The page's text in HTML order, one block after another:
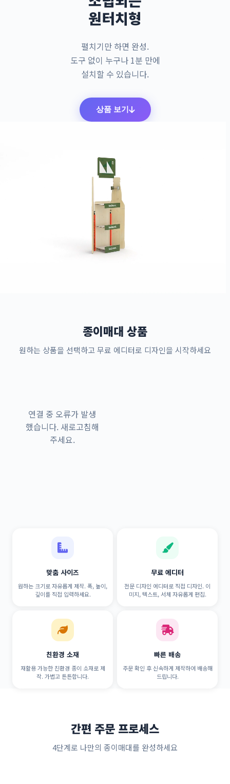
원터치형
펼치기만 하면 완성.
도구 없이 누구나 1분 만에
설치할 수 있습니다.
상품 보기
종이매대 상품
원하는 상품을 선택하고 무료 에디터로 디자인을 시작하세요
연결 중 오류가 발생
했습니다. 새로고침해
주세요.
맞춤 사이즈
원하는 크기로 자유롭게 제작. 폭, 높이,
깊이를 직접 입력하세요.
무료 에디터
전문 디자인 에디터로 직접 디자인. 이
미지, 텍스트, 서체 자유롭게 편집.
친환경 소재
재활용 가능한 친환경 종이 소재로 제
작. 가볍고 튼튼합니다.
빠른 배송
주문 확인 후 신속하게 제작하여 배송해
드립니다.
간편 주문 프로세스
4단계로 나만의 종이매대를 완성하세요